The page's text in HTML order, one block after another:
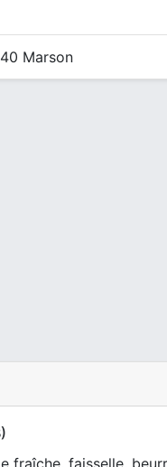
Marson
fraîche, faisselle,